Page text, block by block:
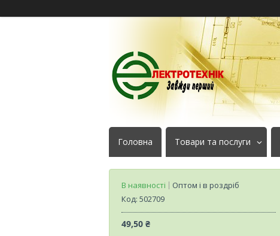
Головна Товари та послуги
В наявності
Оптом і в роздріб
Код: 502709
49,50 ₴